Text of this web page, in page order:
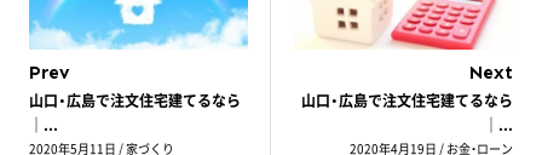
Prev
山口・広島で注文住宅建てるなら
｜...
2020年5月11日 / 家づくり
Next
山口・広島で注文住宅建てるなら
｜...
2020年4月19日 / お金・ローン